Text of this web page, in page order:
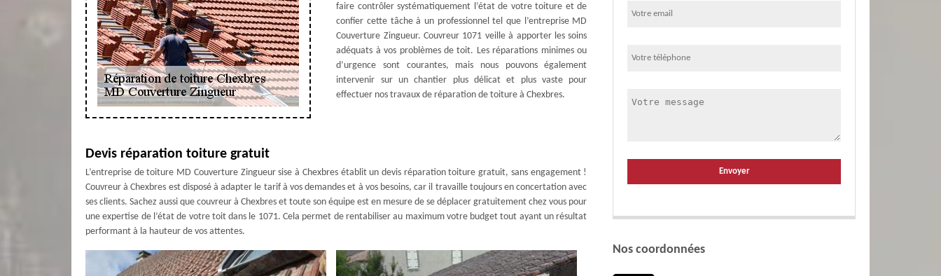
faire contrôler systématiquement l’état de votre toiture et de
confier cette tâche à un professionnel tel que l’entreprise MD
Couverture Zingueur. Couvreur 1071 veille à apporter les soins
adéquats à vos problèmes de toit. Les réparations minimes ou
d’urgence sont courantes, mais nous pouvons également
intervenir sur un chantier plus délicat et plus vaste pour
effectuer nos travaux de réparation de toiture à Chexbres.
Devis réparation toiture gratuit
L’entreprise de toiture MD Couverture Zingueur sise à Chexbres établit un devis réparation toiture gratuit, sans engagement !
Couvreur à Chexbres est disposé à adapter le tarif à vos demandes et à vos besoins, car il travaille toujours en concertation avec
ses clients. Sachez aussi que couvreur à Chexbres et toute son équipe est en mesure de se déplacer gratuitement chez vous pour
une expertise de l’état de votre toit dans le 1071. Cela permet de rentabiliser au maximum votre budget tout ayant un résultat
performant à la hauteur de vos attentes.
Nos coordonnées